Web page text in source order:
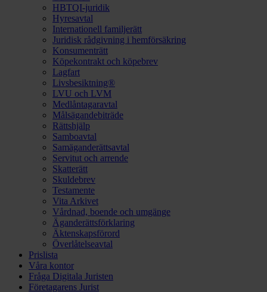
HBTQI-juridik
Hyresavtal
Internationell familjerätt
Juridisk rådgivning i hemförsäkring
Konsumenträtt
Köpekontrakt och köpebrev
Lagfart
Livsbesiktning®
LVU och LVM
Medlåntagaravtal
Målsägandebiträde
Rättshjälp
Samboavtal
Samäganderättsavtal
Servitut och arrende
Skatterätt
Skuldebrev
Testamente
Vita Arkivet
Vårdnad, boende och umgänge
Äganderättsförklaring
Äktenskapsförord
Överlåtelseavtal
Prislista
Våra kontor
Fråga Digitala Juristen
Företagarens Jurist